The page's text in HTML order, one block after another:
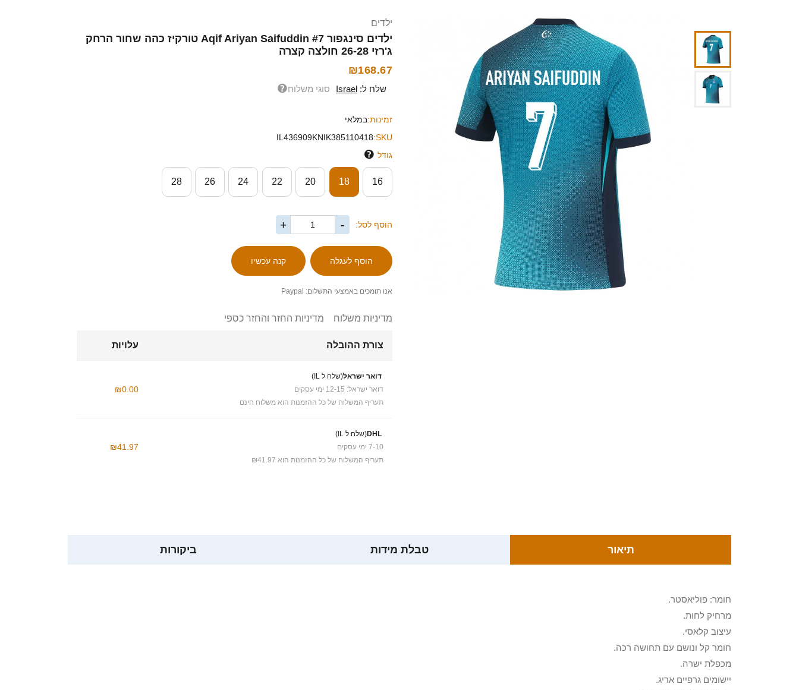
ילדים
ילדים סינגפור Aqif Ariyan Saifuddin #7 טורקיז כהה שחור הרחק
ג'רזי 26-28 חולצה קצרה
₪168.67
שלח ל: Israel סוגי משלוח
זמינות:במלאי
SKU:
IL436909KNIK385110418
גודל
16
18
20
22
24
26
28
הוסף לסל: -
+
אנו תומכים באמצעי התשלום: Paypal
מדיניות משלוח מדיניות החזר והחזר כספי
צורת ההובלה עלויות
דואר ישראל(שלח ל IL)
דואר ישראל: 12-15 ימי עסקים
תעריף המשלוח של כל ההזמנות הוא משלוח חינם
₪0.00
DHL(שלח ל IL)
7-10 ימי עסקים
תעריף המשלוח של כל ההזמנות הוא ₪41.97
₪41.97
תיאור טבלת מידות ביקורות
חומר: פוליאסטר.
מרחיק לחות.
עיצוב קלאסי.
חומר קל ונושם עם תחושה רכה.
מכפלת ישרה.
יישומים גרפיים אריג.